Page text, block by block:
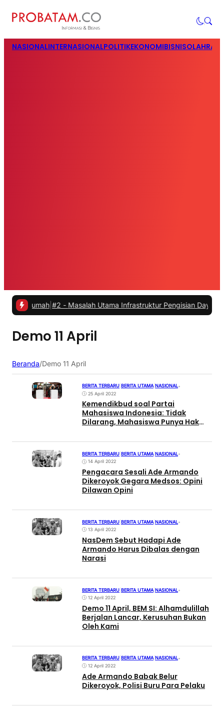
NASIONALINTERNASIONALPOLITIKEKONOMIBISNIS
| #2 -Masalah Utama Infrastruktur Pengisian Daya untuk
Demo 11 April
Beranda/Demo 11 April
BERITA TERBARU BERITA UTAMA NASIONAL•
25 April 2022
Kemendikbud soal Partai
Mahasiswa Indonesia: Tidak
Dilarang, Mahasiswa Punya Hak
BERITA TERBARU BERITA UTAMA NASIONAL•
14 April 2022
Pengacara Sesali Ade Armando
Dikeroyok Gegara Medsos: Opini
Dilawan Opini
BERITA TERBARU BERITA UTAMA NASIONAL•
13 April 2022
NasDem Sebut Hadapi Ade
Armando Harus Dibalas dengan
Narasi
BERITA TERBARU BERITA UTAMA NASIONAL•
12 April 2022
Demo 11 April, BEM SI: Alhamdulillah
Berjalan Lancar, Kerusuhan Bukan
Oleh Kami
BERITA TERBARU BERITA UTAMA|NASIONAL•
12 April 2022
Ade Armando Babak Belur
Dikeroyok, Polisi Buru Para Pelaku